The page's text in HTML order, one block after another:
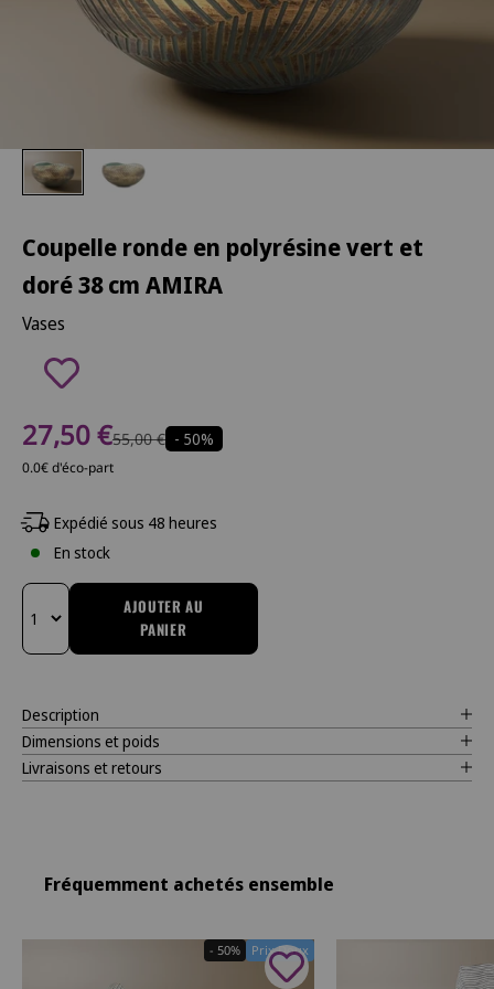
Coupelle ronde en polyrésine vert et
doré 38 cm AMIRA
Vases
Prix de vente
27,50 €Prix normal
55,00 € - 50%
0.0€ d'éco-part
Expédié sous 48 heures
En stock
Changer la quantité
AJOUTER AU
PANIER
Description
Dimensions et poids
Livraisons et retours
Fréquemment achetés ensemble
Prix Doux
- 50%